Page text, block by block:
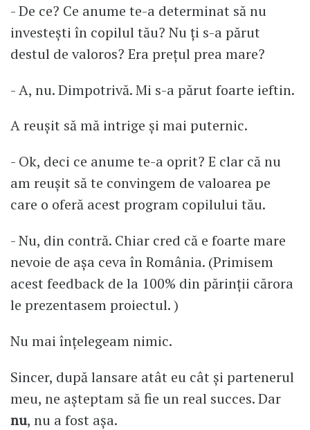
- De ce? Ce anume te-a determinat să nu
investești în copilul tău? Nu ți s-a părut
destul de valoros? Era prețul prea mare?
- A, nu. Dimpotrivă. Mi s-a părut foarte ieftin.
A reușit să mă intrige și mai puternic.
- Ok, deci ce anume te-a oprit? E clar că nu
am reușit să te convingem de valoarea pe
care o oferă acest program copilului tău.
- Nu, din contră. Chiar cred că e foarte mare
nevoie de așa ceva în România. (Primisem
acest feedback de la 100% din părinții cărora
le prezentasem proiectul. )
Nu mai înțelegeam nimic.
Sincer, după lansare atât eu cât și partenerul
meu, ne așteptam să fie un real succes. Dar
nu, nu a fost așa.